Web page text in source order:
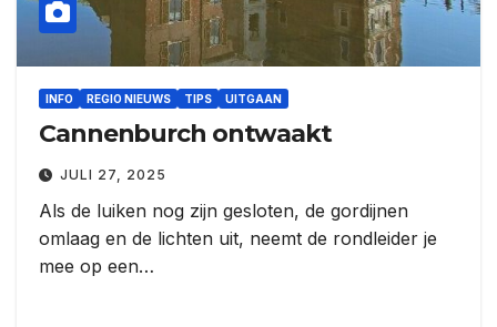
INFO REGIO NIEUWS TIPS UITGAAN
Cannenburch ontwaakt
JULI 27, 2025
Als de luiken nog zijn gesloten, de gordijnen
omlaag en de lichten uit, neemt de rondleider je
mee op een…